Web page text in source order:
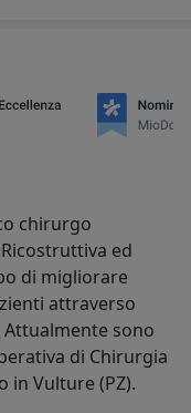
chirurgo
ed
di migliorare
attraverso
sono
di Chirurgia
in Vulture (PZ).